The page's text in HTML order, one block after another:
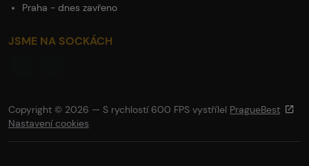
Praha - dnes zavřeno
JSME NA SOCKÁCH
Copyright © 2026 — S rychlostí 600 FPS vystřílel PragueBest
Nastavení cookies